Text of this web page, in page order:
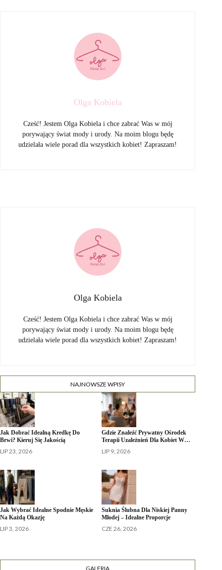
Olga Kobiela
Cześć! Jestem Olga Kobiela i chce zabrać Was w mój
porywający świat mody i urody. Na moim blogu będę
udzielała wiele porad dla wszystkich kobiet! Zapraszam!
Olga Kobiela
Cześć! Jestem Olga Kobiela i chce zabrać Was w mój
porywający świat mody i urody. Na moim blogu będę
udzielała wiele porad dla wszystkich kobiet! Zapraszam!
NAJNOWSZE WPISY
Jak Dobrać Idealną Kredkę Do
Brwi? Kieruj Się Jakością
LIP 23, 2026
Gdzie Znaleźć Prywatny Ośrodek
Terapii Uzależnień Dla Kobiet W…
LIP 9, 2026
Jak Wybrać Idealne Spodnie Męskie
Na Każdą Okazję
LIP 3, 2026
Suknia Ślubna Dla Niskiej Panny
Młodej – Idealne Proporcje
CZE 26, 2026
GALERIA